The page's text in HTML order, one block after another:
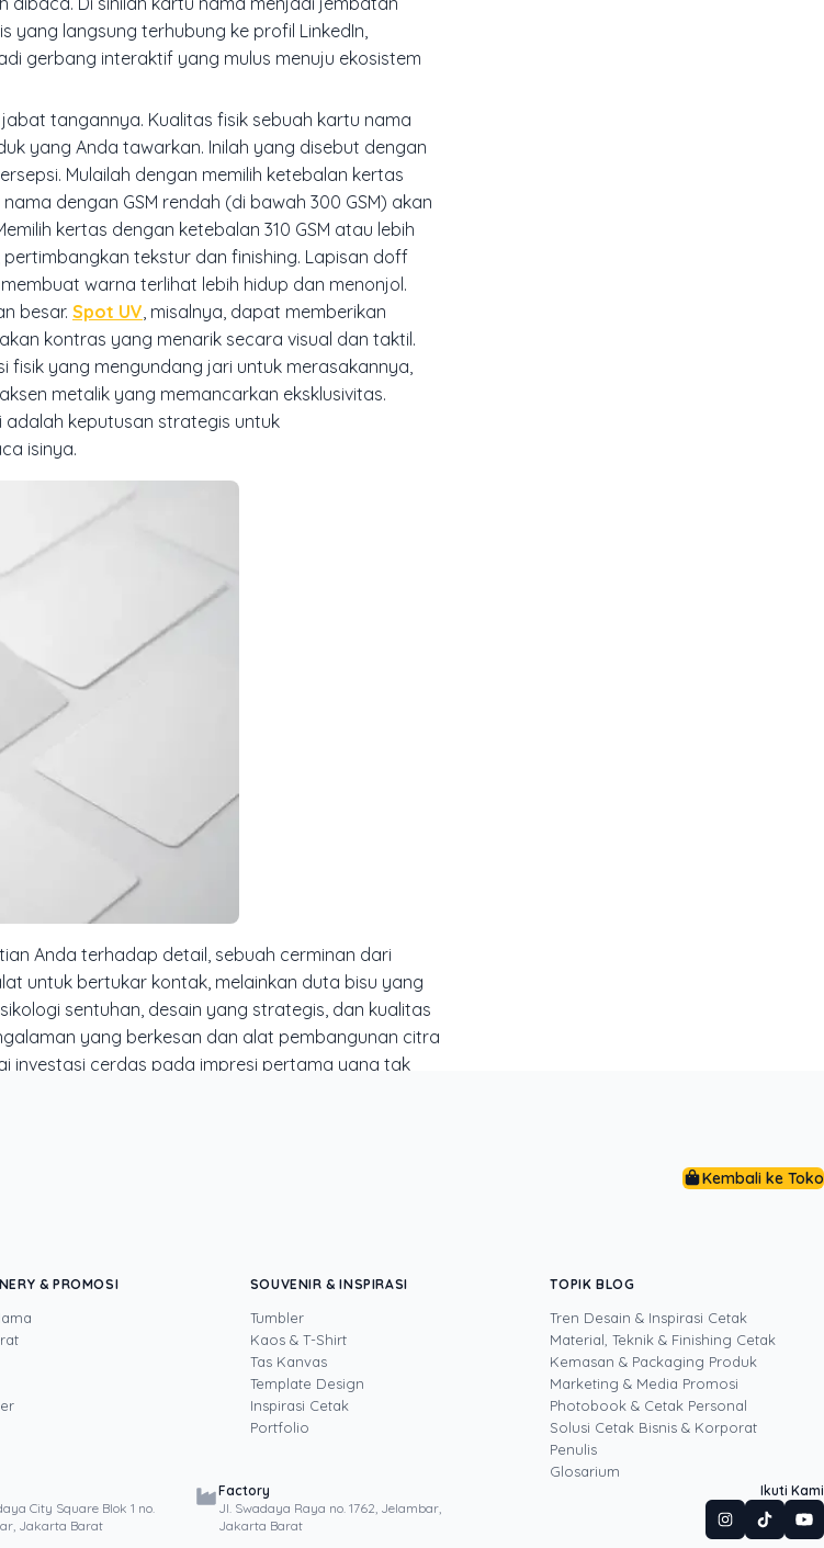
yang langsung terhubung ke profil LinkedIn,
gerbang interaktif yang mulus menuju ekosistem
tangannya. Kualitas fisik sebuah kartu nama
yang Anda tawarkan. Inilah yang disebut dengan
Mulailah dengan memilih ketebalan kertas
dengan GSM rendah (di bawah 300 GSM) akan
kertas dengan ketebalan 310 GSM atau lebih
pertimbangkan tekstur dan finishing. Lapisan doff
membuat warna terlihat lebih hidup dan menonjol.
besar. Spot UV , misalnya, dapat memberikan
kontras yang menarik secara visual dan taktil.
fisik yang mengundang jari untuk merasakannya,
metalik yang memancarkan eksklusivitas.
keputusan strategis untuk
isinya.
Anda terhadap detail, sebuah cerminan dari
untuk bertukar kontak, melainkan duta bisu yang
sentuhan, desain yang strategis, dan kualitas
yang berkesan dan alat pembangunan citra
investasi cerdas pada impresi pertama yang tak
lebih dari 20 tahun yang menguasai tiga disiplin
menghitung biaya per unit hingga membangun sendiri
brosur, sampai kemasan produk, selalu dengan
Lainnya
Kembali ke Toko
& PROMOSI SOUVENIR & INSPIRASI
Tumbler
Kaos & T-Shirt
Tas Kanvas
Template Design
Inspirasi Cetak
Portfolio
TOPIK BLOG
Tren Desain & Inspirasi Cetak
Material, Teknik & Finishing Cetak
Kemasan & Packaging Produk
Marketing & Media Promosi
Photobook & Cetak Personal
Solusi Cetak Bisnis & Korporat
Penulis
Glosarium
City Square Blok 1 no.
Jakarta Barat
Factory
Jl. Swadaya Raya no. 1762, Jelambar,
Jakarta Barat
Ikuti Kami